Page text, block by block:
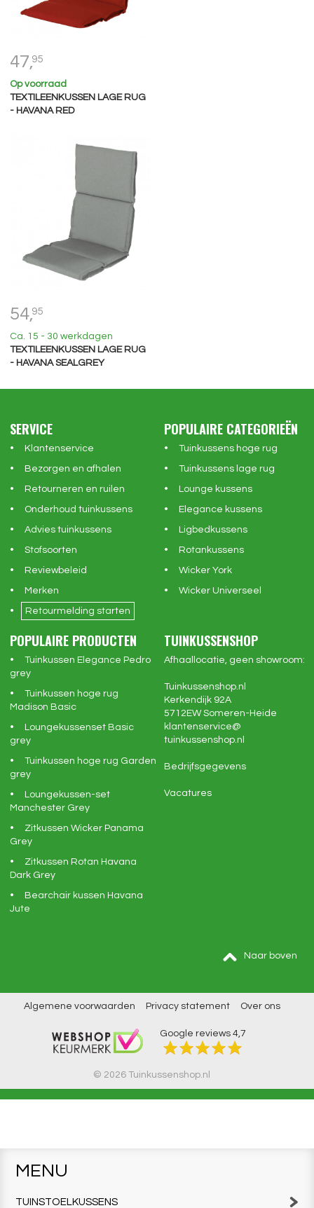
47,95
Op voorraad
TEXTILEENKUSSEN LAGE RUG
- HAVANA RED
54,95
Ca. 15 - 30 werkdagen
TEXTILEENKUSSEN LAGE RUG
- HAVANA SEALGREY
SERVICE
Klantenservice
Bezorgen en afhalen
Retourneren en ruilen
Onderhoud tuinkussens
Advies tuinkussens
Stofsoorten
Reviewbeleid
Merken
Retourmelding starten
POPULAIRE CATEGORIEËN
Tuinkussens hoge rug
Tuinkussens lage rug
Lounge kussens
Elegance kussens
Ligbedkussens
Rotankussens
Wicker York
Wicker Universeel
POPULAIRE PRODUCTEN
Tuinkussen Elegance Pedro
grey
Tuinkussen hoge rug
Madison Basic
Loungekussenset Basic
grey
Tuinkussen hoge rug Garden
grey
Loungekussen-set
Manchester Grey
Zitkussen Wicker Panama
Grey
Zitkussen Rotan Havana
Dark Grey
Bearchair kussen Havana
Jute
TUINKUSSENSHOP
Afhaallocatie, geen showroom:
Tuinkussenshop.nl
Kerkendijk 92A
5712EW Someren-Heide
klantenservice@
tuinkussenshop.nl
Bedrijfsgegevens
Vacatures
Naar boven
Algemene voorwaarden Privacy statement Over ons
Google reviews 4,7
© 2026 Tuinkussenshop.nl
MENU
TUINSTOELKUSSENS